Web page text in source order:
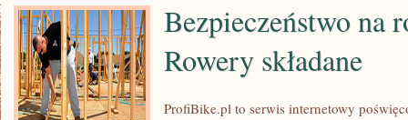
Bezpieczeństwo na
Rowery składane
ProfiBike.pl to serwis internetowy